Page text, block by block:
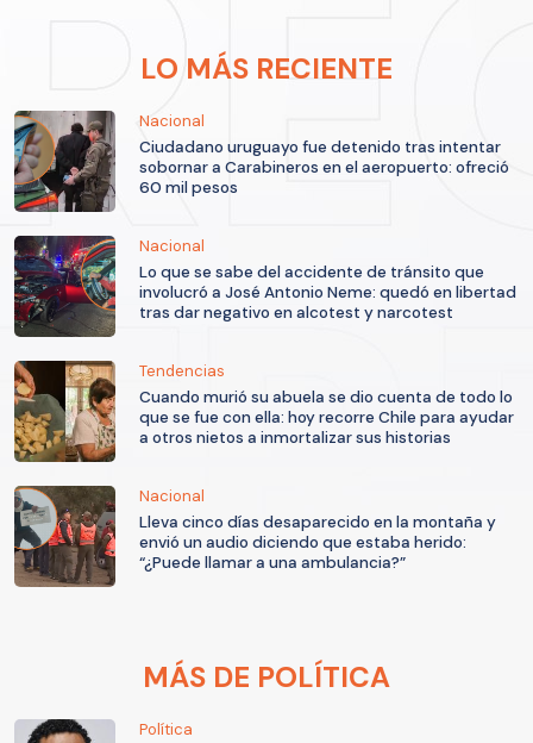
LO MÁS RECIENTE
Nacional
Ciudadano uruguayo fue detenido tras intentar
sobornar a Carabineros en el aeropuerto: ofreció
60 mil pesos
Nacional
Lo que se sabe del accidente de tránsito que
involucró a José Antonio Neme: quedó en libertad
tras dar negativo en alcotest y narcotest
Tendencias
Cuando murió su abuela se dio cuenta de todo lo
que se fue con ella: hoy recorre Chile para ayudar
a otros nietos a inmortalizar sus historias
Nacional
Lleva cinco días desaparecido en la montaña y
envió un audio diciendo que estaba herido:
“¿Puede llamar a una ambulancia?”
MÁS DE POLÍTICA
Política